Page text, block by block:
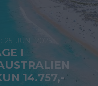
25. JUNI 2026
I
14.757,-